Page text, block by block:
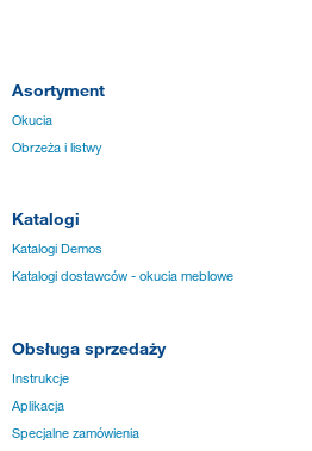
Asortyment
Okucia
Obrzeża i listwy
Katalogi
Katalogi Demos
Katalogi dostawców - okucia meblowe
Obsługa sprzedaży
Instrukcje
Aplikacja
Specjalne zamówienia